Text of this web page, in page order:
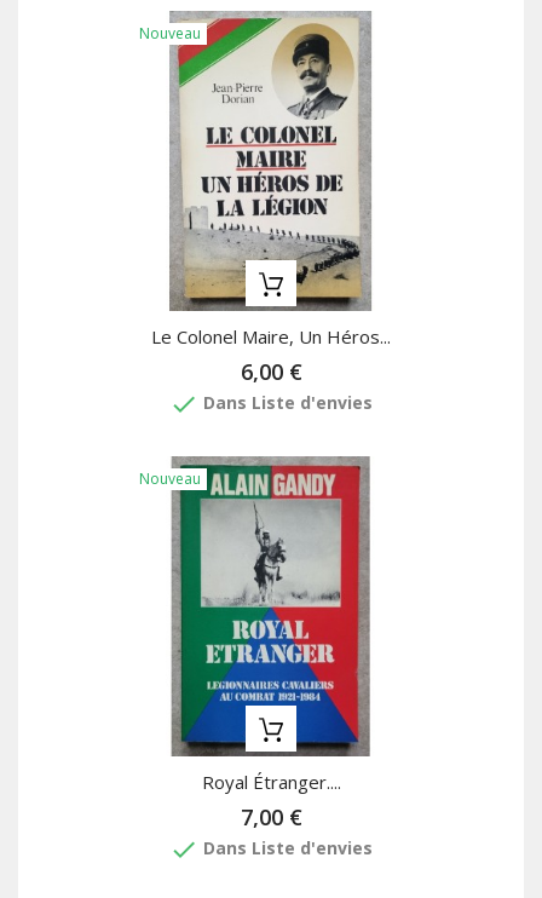
Nouveau
Le Colonel Maire, Un Héros...
6,00 €
done Dans Liste d'envies
Nouveau
Royal Étranger....
7,00 €
done Dans Liste d'envies